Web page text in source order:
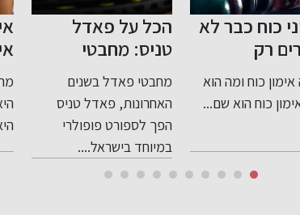
פאדל
מחבטי
ועוד
פאדל בשנים
פאדל טניס
בישראל....
איך לבחור מסגרת
אימונים איכותית?
מהי “מסגרת אימונים” ומה
היא כוללת מסגרת אימונים
היא שילוב של...